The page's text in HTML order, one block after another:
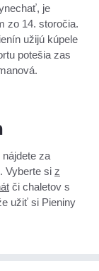
je
zo 14. storočia.
užijú kúpele
potešia zas
za
Vyberte si z
či chaletov s
užiť si Pieniny